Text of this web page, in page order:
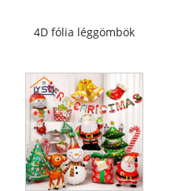
4D fólia léggömbök